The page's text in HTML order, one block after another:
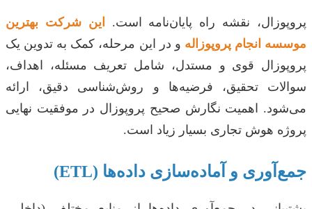
پروپوزال، نقشه راه پایان‌نامه است.
این شرکت بهترین
موسسه انجام پروپوزاله و در این مرحله، کمک به تدوین یک
پروپوزال قوی و مستدل، شامل تعریف مسئله، اهداف،
سوالات تحقیق، فرضیه‌ها و روش‌شناسی دقیق، ارائه
می‌شود. اهمیت نگارش صحیح پروپوزال در موفقیت نهایی
پروژه هوش تجاری بسیار زیاد است.
جمع‌آوری و آماده‌سازی داده‌ها (ETL)